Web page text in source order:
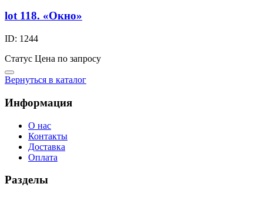
lot 118. «Окно»
ID: 1244
Статус Цена по запросу
Вернуться в каталог
Информация
О нас
Контакты
Доставка
Оплата
Разделы